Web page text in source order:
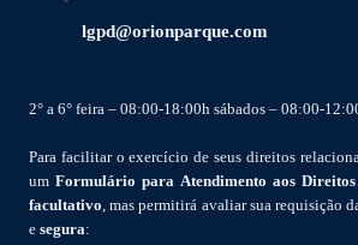
lgpd@orionparque.com
2° a 6° feira – 08:00-18:00h sábados – 08:00-
Para facilitar o exercício de seus direitos
um Formulário para Atendimento aos
facultativo, mas permitirá avaliar sua requisição
e segura: